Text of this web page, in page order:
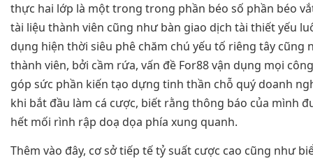
thực hai lớp là một trong trong phần béo số phần béo
tài liệu thành viên cũng như bàn giao dịch tài thiết yếu
dụng hiện thời siêu phê chăm chú yếu tố riêng tây cũng
thành viên, bởi cầm rứa, vấn đề For88 vận dụng mọi
góp sức phần kiến tạo dựng tinh thần chỗ quý doanh
khi bắt đầu làm cá cược, biết rằng thông báo của mình
hết mối rình rập doạ dọa phía xung quanh.
Thêm vào đây, cơ sở tiếp tế tỷ suất cược cao cũng như